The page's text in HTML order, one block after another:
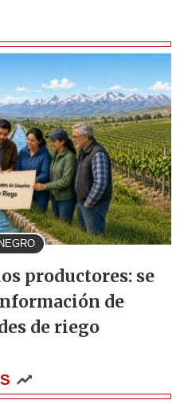
productores: se
de
de riego